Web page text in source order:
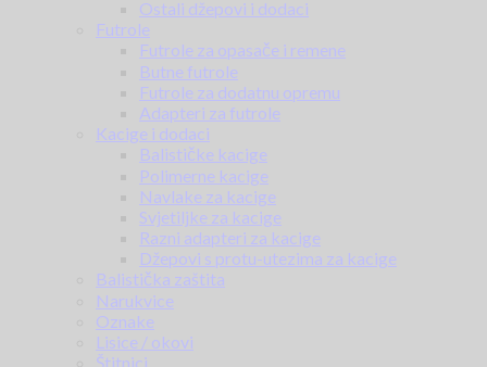
Ostali džepovi i dodaci
Futrole
Futrole za opasače i remene
Butne futrole
Futrole za dodatnu opremu
Adapteri za futrole
Kacige i dodaci
Balističke kacige
Polimerne kacige
Navlake za kacige
Svjetiljke za kacige
Razni adapteri za kacige
Džepovi s protu-utezima za kacige
Balistička zaštita
Narukvice
Oznake
Lisice / okovi
Štitnici